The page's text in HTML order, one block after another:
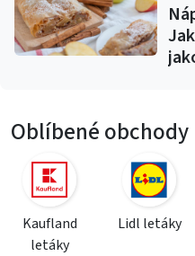
Oblíbené obchody
Kaufland
letáky
Lidl letáky